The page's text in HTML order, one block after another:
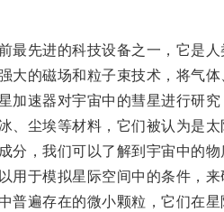
先进的科技设备之一，它是人
的磁场和粒子束技术，将气体
速器对宇宙中的彗星进行研究
尘埃等材料，它们被认为是太
，我们可以了解到宇宙中的物
于模拟星际空间中的条件，来
遍存在的微小颗粒，它们在星